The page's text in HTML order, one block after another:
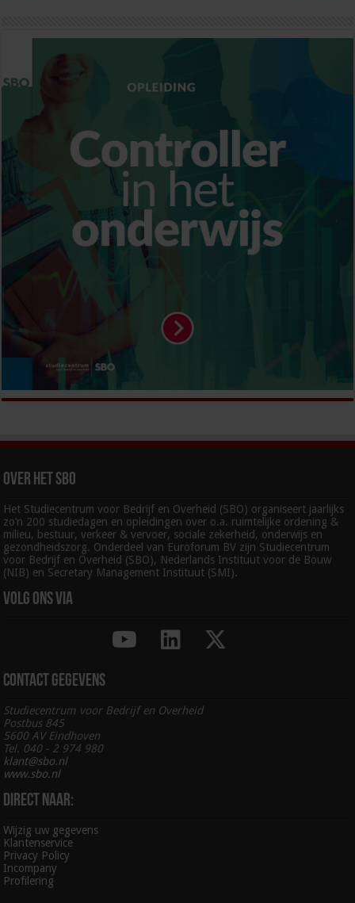
Over het SBO
Het Studiecentrum voor Bedrijf en Overheid (SBO) organiseert jaarlijks
zo’n 200 studiedagen en opleidingen over o.a. ruimtelijke ordening &
milieu, bestuur, verkeer & vervoer, sociale zekerheid, onderwijs en
gezondheidszorg. Onderdeel van Euroforum BV zijn Studiecentrum
voor Bedrijf en Overheid (SBO), Nederlands Instituut voor de Bouw
(NIB) en Secretary Management Instituut (SMI).
Volg ons via
Contact gegevens
Studiecentrum voor Bedrijf en Overheid
Postbus 845
5600 AV Eindhoven
Tel. 040 - 2 974 980
klant@sbo.nl
www.sbo.nl
Direct naar:
Wijzig uw gegevens
Klantenservice
Privacy Policy
Incompany
Profilering